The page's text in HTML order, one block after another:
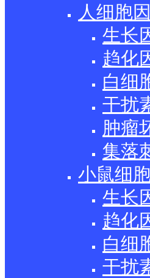
人细胞
生长
趋化
白细
干扰
肿瘤
集落
小鼠细
生长
趋化
白细
干扰